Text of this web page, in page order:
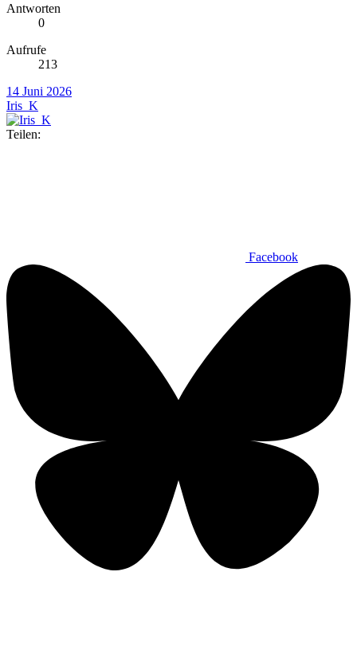
Antworten
0
Aufrufe
213
14 Juni 2026
Iris_K
Teilen:
Facebook